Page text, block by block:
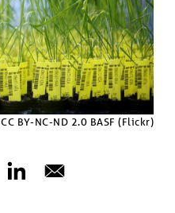
CC BY-NC-ND 2.0 BASF (Flickr)